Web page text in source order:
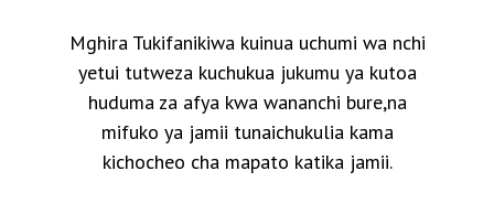
Mghira Tukifanikiwa kuinua uchumi wa nchi
yetui tutweza kuchukua jukumu ya kutoa
huduma za afya kwa wananchi bure,na
mifuko ya jamii tunaichukulia kama
kichocheo cha mapato katika jamii.